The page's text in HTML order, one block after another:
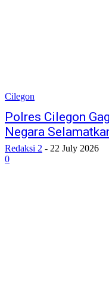
Cilegon
Polres Cilegon
Negara
Redaksi 2 - 22 July 2026
0